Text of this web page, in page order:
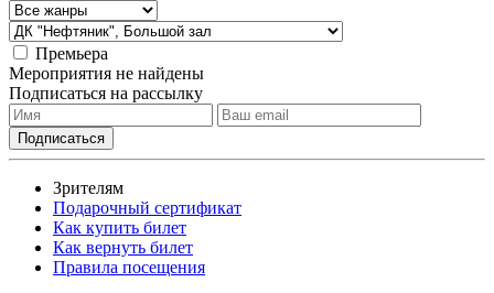
Премьера
Мероприятия не найдены
Подписаться на рассылку
Зрителям
Подарочный сертификат
Как купить билет
Как вернуть билет
Правила посещения